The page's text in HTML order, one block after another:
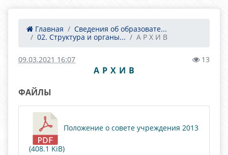
Главная
Сведения об образовате...
02. Структура и органы...
А Р Х И В
09.03.2021 16:07 13
А Р Х И В
ФАЙЛЫ
Положение о совете учреждения 2013
(408.1 KiB)